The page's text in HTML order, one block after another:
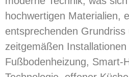
hochwertigen Materialien,
entsprechenden Grundriss
zeitgemäßen Installationen
Fußbodenheizung, Smart-